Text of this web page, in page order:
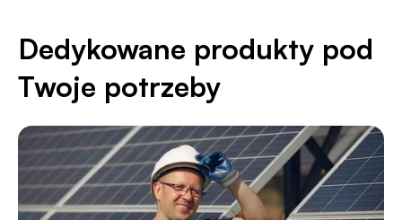
Dedykowane produkty pod
Twoje potrzeby